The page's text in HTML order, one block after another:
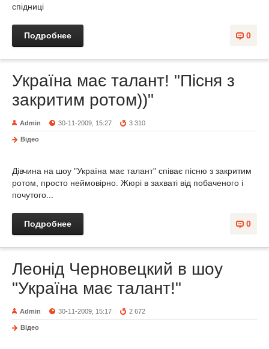
спідниці
0
Подробнее
Україна має талант! "Пісня з
закритим ротом))"
Admin 30-11-2009, 15:27 3 310
Відео
Дівчина на шоу "Україна має талант" співає пісню з закритим
ротом, просто неймовірно. Жюрі в захваті від побаченого і
почутого...
0
Подробнее
Леонід Черновецкий в шоу
"Україна має талант!"
Admin 30-11-2009, 15:17 2 672
Відео